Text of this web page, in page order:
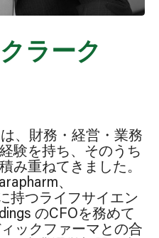
ラーク
、財務・経営・業務
験を持ち、そのうち
み重ねてきました。
、
持つライフサイエン
のCFOを務めて
ックファーマとの合